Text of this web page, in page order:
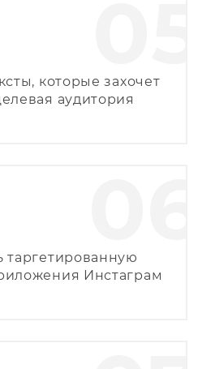
которые захочет
аудитория
таргетированную
Инстаграм